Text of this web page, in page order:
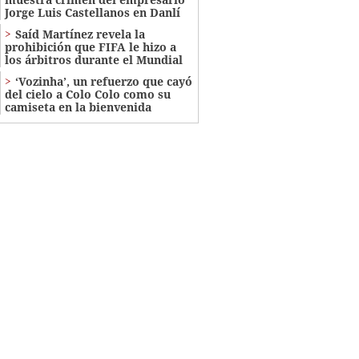
Jorge Luis Castellanos en Danlí
Saíd Martínez revela la
prohibición que FIFA le hizo a
los árbitros durante el Mundial
‘Vozinha’, un refuerzo que cayó
del cielo a Colo Colo como su
camiseta en la bienvenida